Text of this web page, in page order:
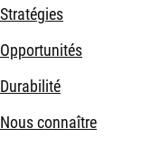
Stratégies
Opportunités
Durabilité
Nous connaître